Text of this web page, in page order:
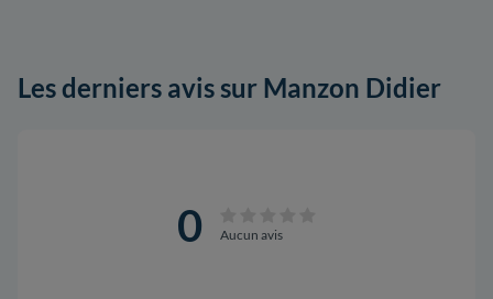
Les derniers avis sur Manzon Didier
0 Aucun avis